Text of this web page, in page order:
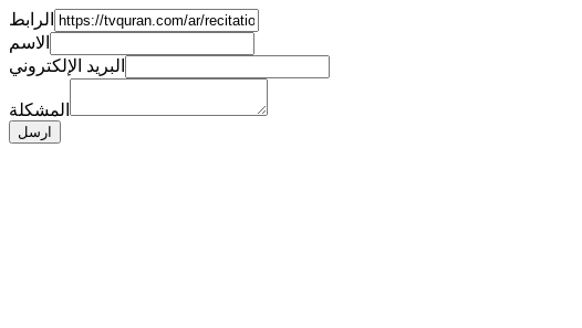
الرابط
الاسم
البريد الإلكتروني
المشكلة
ارسل